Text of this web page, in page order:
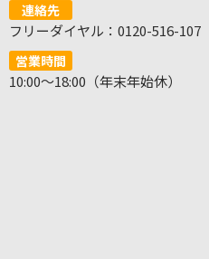
連絡先
フリーダイヤル：0120-516-107
営業時間
10:00～18:00（年末年始休）